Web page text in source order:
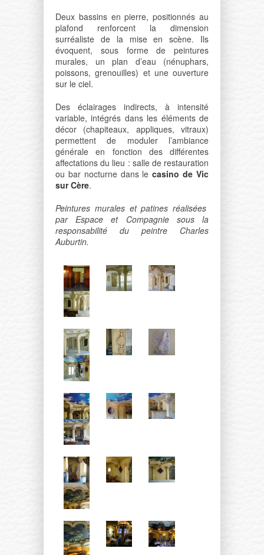
Deux bassins en pierre, positionnés au
plafond renforcent la dimension
surréaliste de la mise en scène. Ils
évoquent, sous forme de peintures
murales, un plan d’eau (nénuphars,
poissons, grenouilles) et une ouverture
sur le ciel.
Des éclairages indirects, à intensité
variable, intégrés dans les éléments de
décor (chapiteaux, appliques, vitraux)
permettent de moduler l’ambiance
générale en fonction des différentes
affectations du lieu : salle de restauration
ou bar nocturne dans lecasino de Vic
sur Cère.
Peintures murales et patines réalisées
par Espace et Compagnie sous la
responsabilité du peintre Charles
Auburtin.